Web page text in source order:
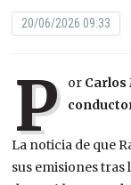
20/06/2026 09:33
P or
La noticia de que
sus emisiones